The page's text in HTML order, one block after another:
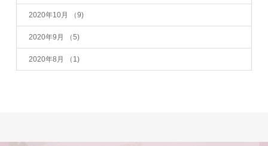
2020年10月 （9)
2020年9月 （5)
2020年8月 （1)